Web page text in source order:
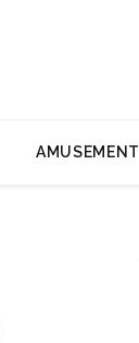
AMUSEMENT